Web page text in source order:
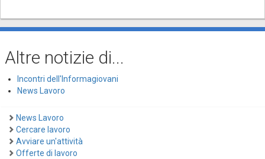
Altre notizie di...
Incontri dell'Informagiovani
News Lavoro
News Lavoro
Cercare lavoro
Avviare un'attività
Offerte di lavoro